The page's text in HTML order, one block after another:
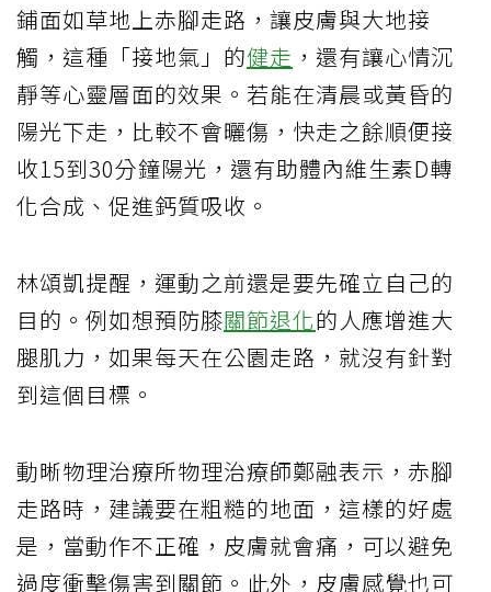
鋪面如草地上赤腳走路，讓皮膚與大地接
觸，這種「接地氣」的健走 ，還有讓心情沉
靜等心靈層面的效果。若能在清晨或黃昏的
陽光下走，比較不會曬傷，快走之餘順便接
收15到30分鐘陽光，還有助體內維生素D轉
化合成、促進鈣質吸收。
林頌凱提醒，運動之前還是要先確立自己的
目的。例如想預防膝關節退化的人應增進大
腿肌力，如果每天在公園走路，就沒有針對
到這個目標。
動晰物理治療所物理治療師鄭融表示，赤腳
走路時，建議要在粗糙的地面，這樣的好處
是，當動作不正確，皮膚就會痛，可以避免
過度衝擊傷害到關節。此外，皮膚感覺也可